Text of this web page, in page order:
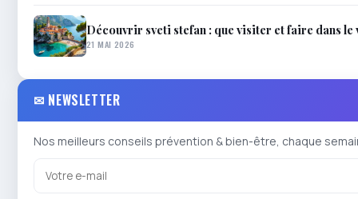
Découvrir sveti stefan : que visiter et faire dans
21 MAI 2026
✉ NEWSLETTER
Nos meilleurs conseils prévention & bien-être, chaque